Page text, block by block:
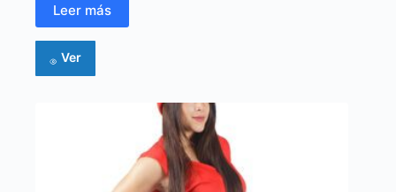
Leer más
Ver